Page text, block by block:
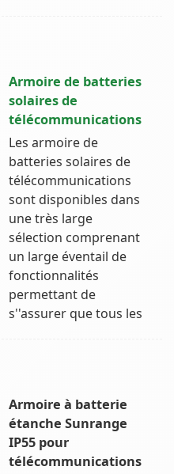
Armoire de batteries
solaires de
télécommunications
Les armoire de
batteries solaires de
télécommunications
sont disponibles dans
une très large
sélection comprenant
un large éventail de
fonctionnalités
permettant de
s''assurer que tous les
Armoire à batterie
étanche Sunrange
IP55 pour
télécommunications